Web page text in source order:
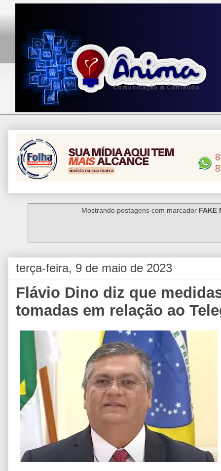
Mostrando postagens com marcador FAKE
terça-feira, 9 de maio de 2023
Flávio Dino diz que
tomadas em relação ao